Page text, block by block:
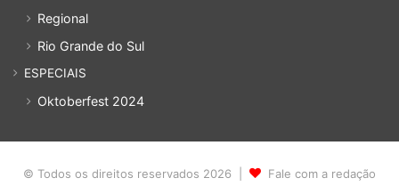
Regional
Rio Grande do Sul
ESPECIAIS
Oktoberfest 2024
© Todos os direitos reservados 2026 | Fale com a redação